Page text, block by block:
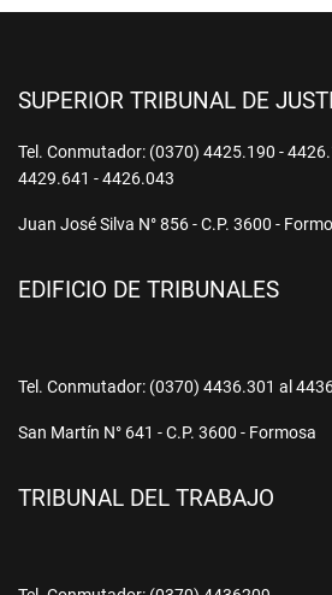
SUPERIOR TRIBUNAL DE
Tel. Conmutador: (0370) 4425.190 -
4429.641 - 4426.043
Juan José Silva N° 856 - C.P. 3600 -
EDIFICIO DE TRIBUNALES
Tel. Conmutador: (0370) 4436.301 al
San Martín N° 641 - C.P. 3600 - Formosa
TRIBUNAL DEL TRABAJO